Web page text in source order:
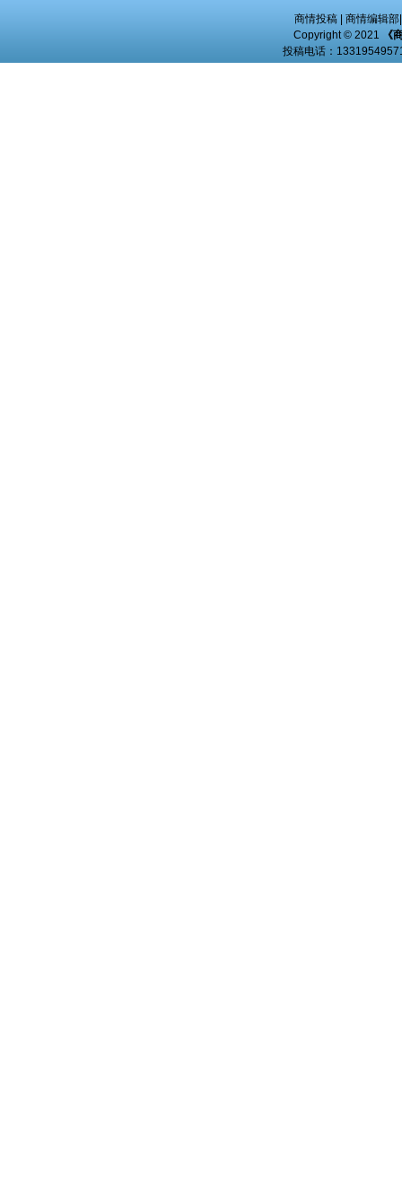
商情投稿| 商情编辑部
Copyright © 2021
《
投稿电话：